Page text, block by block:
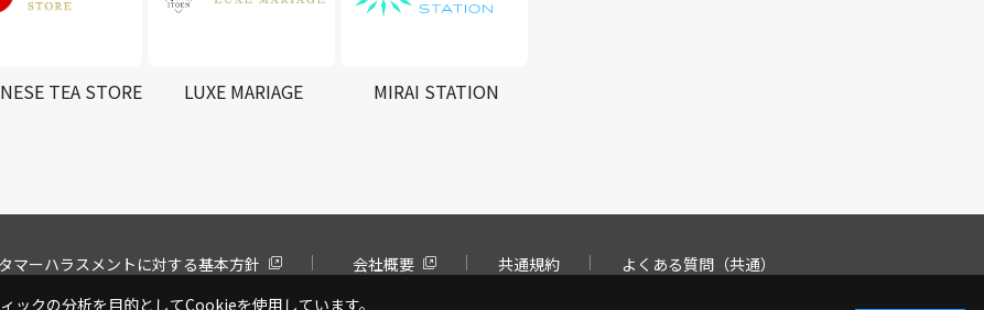
TEA STORE LUXE MARIAGE MIRAI STATION
マーハラスメントに対する基本方針 会社概要 共通規約
よくある質問（共通）
クの分析を目的としてCookieを使用しています。